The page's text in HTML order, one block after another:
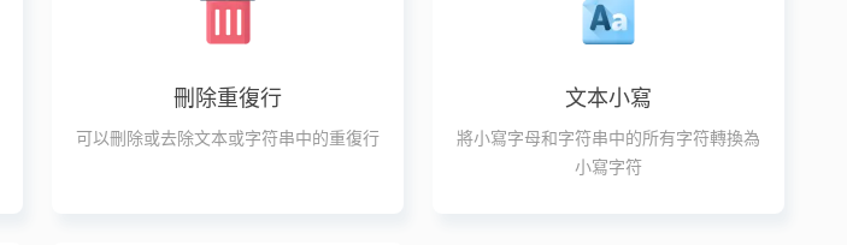
刪除重復行
可以刪除或去除文本或字符串中的重復行
文本小寫
將小寫字母和字符串中的所有字符轉換為
小寫字符